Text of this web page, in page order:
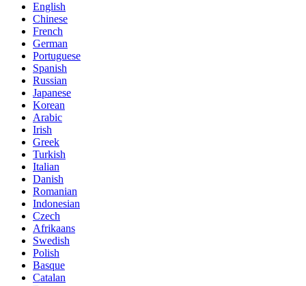
English
Chinese
French
German
Portuguese
Spanish
Russian
Japanese
Korean
Arabic
Irish
Greek
Turkish
Italian
Danish
Romanian
Indonesian
Czech
Afrikaans
Swedish
Polish
Basque
Catalan